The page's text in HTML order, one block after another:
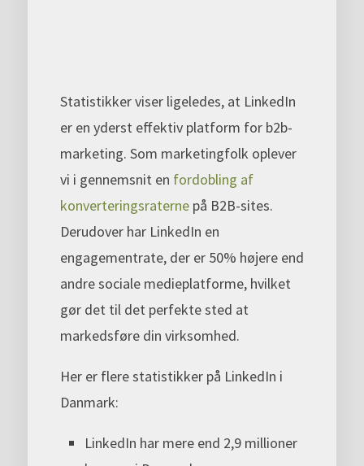
Statistikker viser ligeledes, at LinkedIn
er en yderst effektiv platform for b2b-
marketing. Som marketingfolk oplever
vi i gennemsnit en fordobling af
konverteringsraternepå B2B-sites.
Derudover har LinkedIn en
engagementrate, der er 50% højere end
andre sociale medieplatforme, hvilket
gør det til det perfekte sted at
markedsføre din virksomhed.
Her er flere statistikker på LinkedIn i
Danmark:
LinkedIn har mere end 2,9 millioner